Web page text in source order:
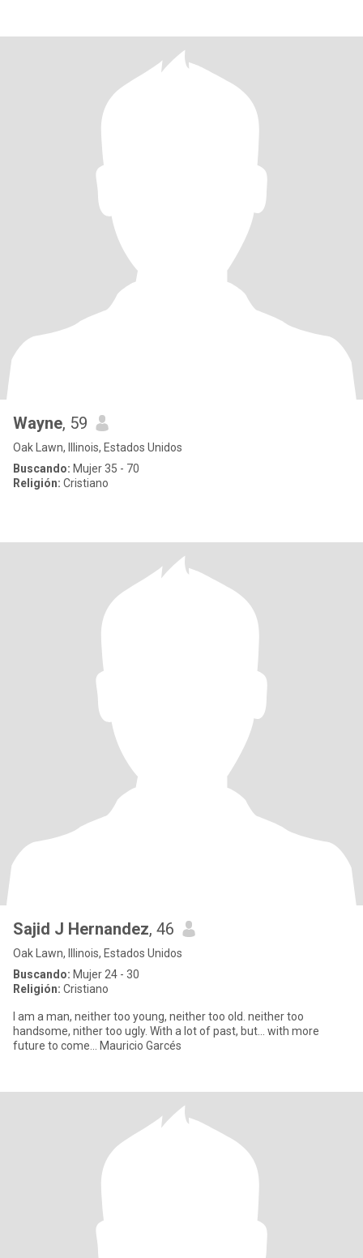
Wayne, 59
Oak Lawn, Illinois, Estados Unidos
Buscando: Mujer 35 - 70
Religión: Cristiano
Sajid J Hernandez, 46
Oak Lawn, Illinois, Estados Unidos
Buscando: Mujer 24 - 30
Religión: Cristiano
I am a man, neither too young, neither too old. neither too
handsome, nither too ugly. With a lot of past, but... with more
future to come... Mauricio Garcés